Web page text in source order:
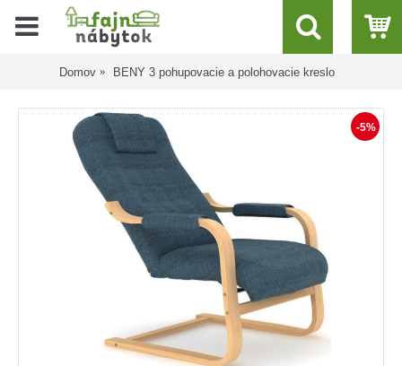
Domov BENY 3 pohupovacie a polohovacie kreslo
-5%